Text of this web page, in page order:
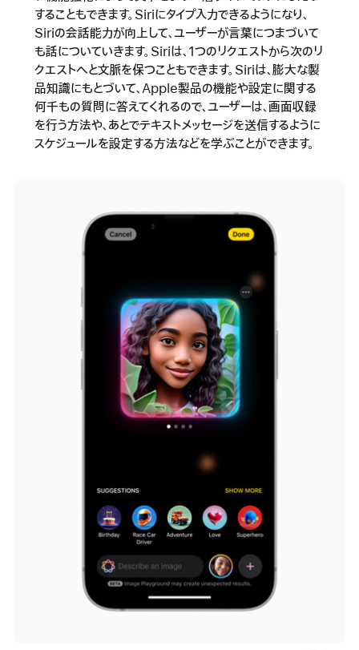
することもできます。Siriにタイプ入力できるようになり、
Siriの会話能力が向上して、ユーザーが言葉につまづいて
も話についていきます。Siriは、1つのリクエストから次のリ
クエストへと文脈を保つこともできます。Siriは、膨大な製
品知識にもとづいて、Apple製品の機能や設定に関する
何千もの質問に答えてくれるので、ユーザーは、画面収録
を行う方法や、あとでテキストメッセージを送信するように
スケジュールを設定する方法などを学ぶことができます。